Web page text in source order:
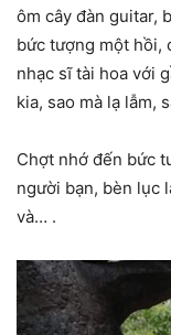
ôm cây đàn guitar,
bức tượng một hồi,
nhạc sĩ tài hoa với
kia, sao mà lạ lẫm,
Chợt nhớ đến bức
người bạn, bèn lục
và… .